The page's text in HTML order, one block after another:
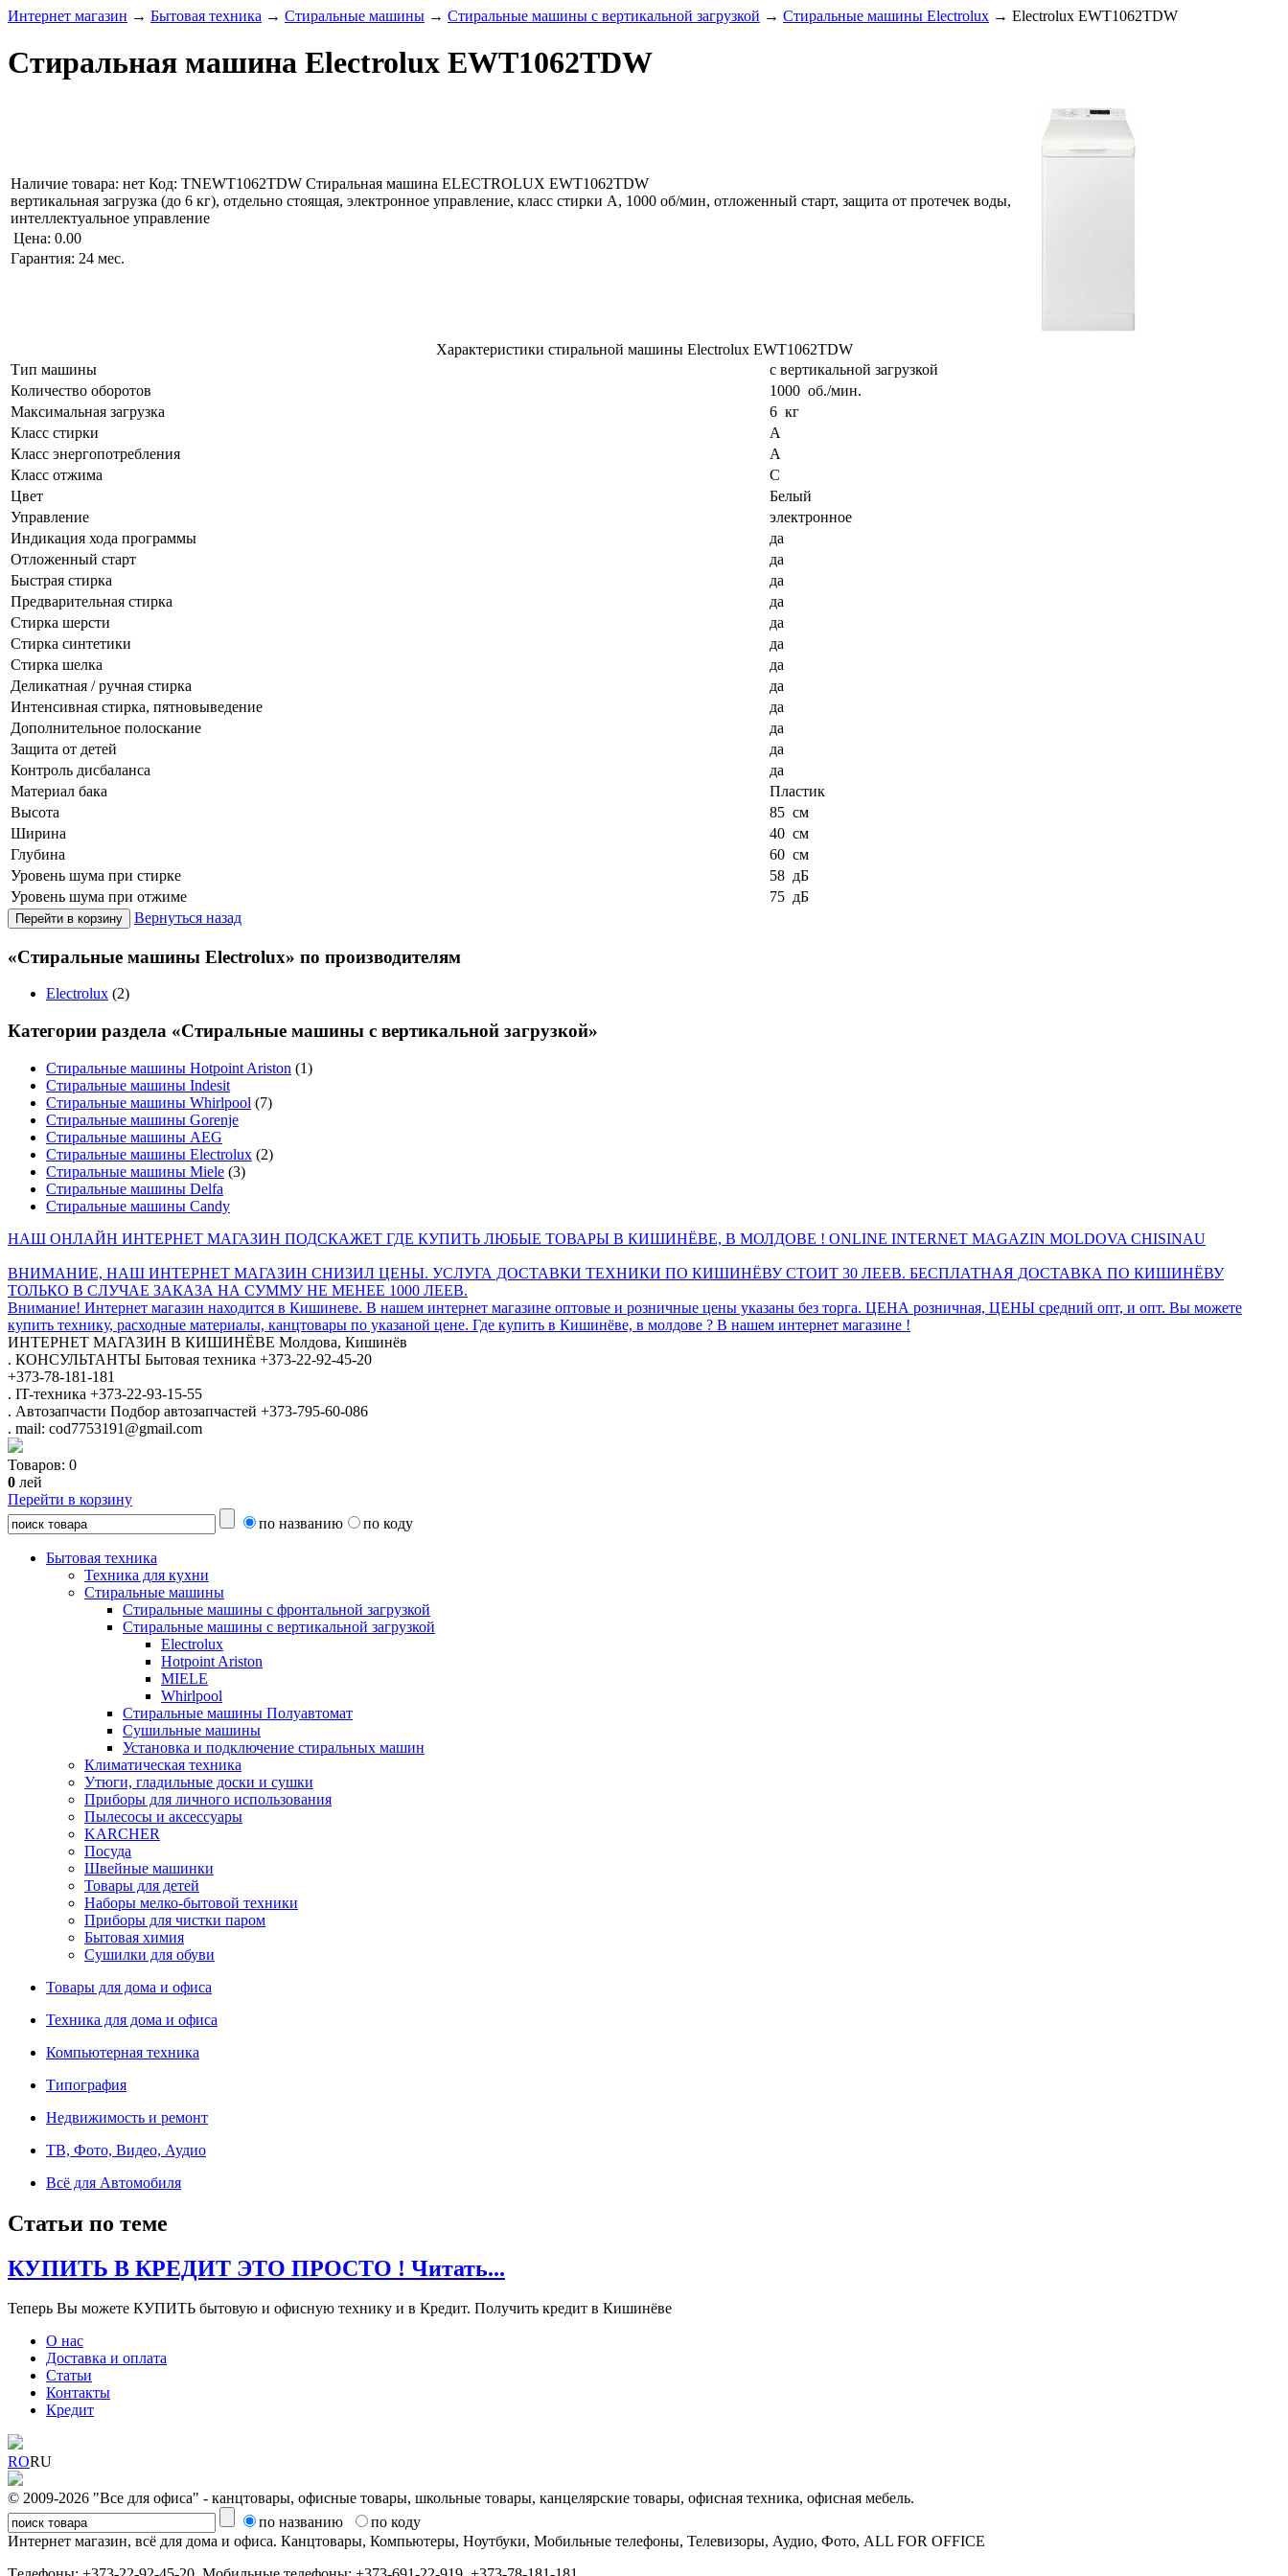
Интернет магазин → Бытовая техника → Стиральные машины → Стиральные машины с вертикальной загрузкой → Стиральные машины Electrolux → Electrolux EWT1062TDW
Стиральная машина Electrolux EWT1062TDW
Наличие товара: нет Код: TNEWT1062TDW Стиральная машина ELECTROLUX EWT1062TDW
вертикальная загрузка (до 6 кг), отдельно стоящая, электронное управление, класс стирки A, 1000 oб/мин, отложенный старт, защита от протечек воды,
интеллектуальное управление
Цена: 0.00
Гарантия: 24 мес.
Характеристики стиральной машины Electrolux EWT1062TDW
Тип машины
с вертикальной загрузкой
Количество оборотов
1000 об./мин.
Максимальная загрузка
6 кг
Класс стирки
A
Класс энергопотребления
A
Класс отжима
C
Цвет
Белый
Управление
электронное
Индикация хода программы
да
Отложенный старт
да
Быстрая стирка
да
Предварительная стирка
да
Cтирка шерсти
да
Стирка синтетики
да
Стирка шелка
да
Деликатная / ручная стирка
да
Интенсивная стирка, пятновыведение
да
Дополнительное полоскание
да
Защита от детей
да
Контроль дисбаланса
да
Материал бака
Пластик
Высота
85 см
Ширина
40 см
Глубина
60 см
Уровень шума при стирке
58 дБ
Уровень шума при отжиме
75 дБ
Вернуться назад
«Стиральные машины Electrolux» по производителям
Electrolux (2)
Категории раздела «Стиральные машины с вертикальной загрузкой»
Стиральные машины Hotpoint Ariston (1)
Стиральные машины Indesit
Стиральные машины Whirlpool (7)
Стиральные машины Gorenje
Стиральные машины AEG
Стиральные машины Electrolux (2)
Стиральные машины Miele (3)
Стиральные машины Delfa
Стиральные машины Candy
НАШ ОНЛАЙН ИНТЕРНЕТ МАГАЗИН ПОДСКАЖЕТ ГДЕ КУПИТЬ ЛЮБЫЕ ТОВАРЫ В КИШИНЁВЕ, В МОЛДОВЕ ! ONLINE INTERNET MAGAZIN MOLDOVA CHISINAU
ВНИМАНИЕ, НАШ ИНТЕРНЕТ МАГАЗИН СНИЗИЛ ЦЕНЫ. УСЛУГА ДОСТАВКИ ТЕХНИКИ ПО КИШИНЁВУ СТОИТ 30 ЛЕЕВ. БЕСПЛАТНАЯ ДОСТАВКА ПО КИШИНЁВУ
ТОЛЬКО В СЛУЧАЕ ЗАКАЗА НА СУММУ НЕ МЕНЕЕ 1000 ЛЕЕВ.
Внимание! Интернет магазин находится в Кишиневе. В нашем интернет магазине оптовые и розничные цены указаны без торга. ЦЕНА розничная, ЦЕНЫ средний опт, и опт. Вы можете
купить технику, расходные материалы, канцтовары по указаной цене. Где купить в Кишинёве, в молдове ? В нашем интернет магазине !
ИНТЕРНЕТ МАГАЗИН В КИШИНЁВЕ Молдова, Кишинёв
. КОНСУЛЬТАНТЫ Бытовая техника +373-22-92-45-20
+373-78-181-181
. IT-техника +373-22-93-15-55
. Автозапчасти Подбор автозапчастей +373-795-60-086
. mail: cod7753191@gmail.com
Товаров: 0
0 лей
Перейти в корзину
по названию
по коду
Бытовая техника
Техника для кухни
Стиральные машины
Стиральные машины с фронтальной загрузкой
Стиральные машины с вертикальной загрузкой
Electrolux
Hotpoint Ariston
MIELE
Whirlpool
Стиральные машины Полуавтомат
Сушильные машины
Установка и подключение стиральных машин
Климатическая техника
Утюги, гладильные доски и сушки
Приборы для личного использования
Пылесосы и аксессуары
KARCHER
Посуда
Швейные машинки
Товары для детей
Наборы мелко-бытовой техники
Приборы для чистки паром
Бытовая химия
Сушилки для обуви
Товары для дома и офиса
Техника для дома и офиса
Компьютерная техника
Типография
Недвижимость и ремонт
ТВ, Фото, Видео, Аудио
Всё для Автомобиля
Статьи по теме
КУПИТЬ В КРЕДИТ ЭТО ПРОСТО ! Читать...
Теперь Вы можете КУПИТЬ бытовую и офисную технику и в Кредит. Получить кредит в Кишинёве
О нас
Доставка и оплата
Статьи
Контакты
Кредит
RORU
© 2009-2026 "Все для офиса" - канцтовары, офисные товары, школьные товары, канцелярские товары, офисная техника, офисная мебель.
по названию
по коду
Интернет магазин, всё для дома и офиса. Канцтовары, Компьютеры, Ноутбуки, Мобильные телефоны, Телевизоры, Аудио, Фото, ALL FOR OFFICE